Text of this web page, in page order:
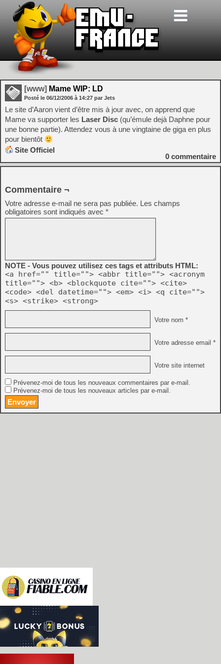
[www] Mame WIP: LD
Posté le 06/12/2006 à 14:27 par Jets
Le site d’Aaron vient d’être mis à jour avec, on apprend que
Mame va supporter les Laser Disc (qu’émule dejà Daphne pour
une bonne partie). Attendez vous à une vingtaine de giga en plus
pour bientôt
Site Officiel
0 commentaire
Commentaire ¬
Votre adresse e-mail ne sera pas publiée. Les champs
obligatoires sont indiqués avec *
NOTE - Vous pouvez utilisez ces tags et attributs HTML:
<a href="" title=""> <abbr title=""> <acronym
title=""> <b> <blockquote cite=""> <cite>
<code> <del datetime=""> <em> <i> <q cite="">
<s> <strike> <strong>
Votre nom *
Votre adresse email *
Votre site internet
Prévenez-moi de tous les nouveaux commentaires par e-mail.
Prévenez-moi de tous les nouveaux articles par e-mail.